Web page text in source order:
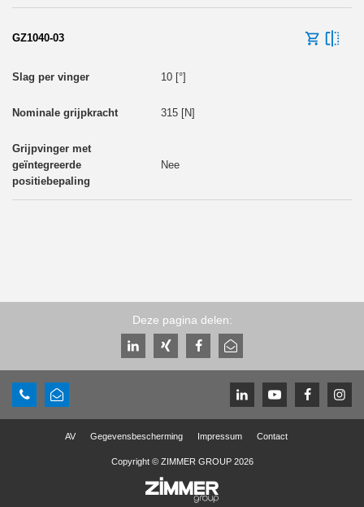
GZ1040-03
10 [°]
315 [N]
Nee
Deze pagina delen:
AV Gegevensbescherming Impressum Contact
Copyright © ZIMMER GROUP 2026